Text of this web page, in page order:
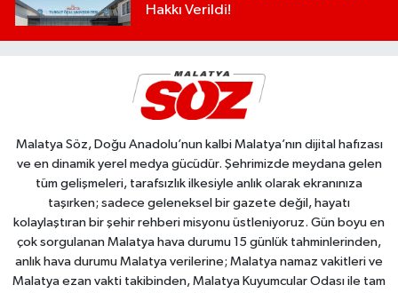
Hakkı Verildi!
Malatya Söz, Doğu Anadolu’nun kalbi Malatya’nın dijital hafızası
ve en dinamik yerel medya gücüdür. Şehrimizde meydana gelen
tüm gelişmeleri, tarafsızlık ilkesiyle anlık olarak ekranınıza
taşırken; sadece geleneksel bir gazete değil, hayatı
kolaylaştıran bir şehir rehberi misyonu üstleniyoruz. Gün boyu en
çok sorgulanan Malatya hava durumu 15 günlük tahminlerinden,
anlık hava durumu Malatya verilerine; Malatya namaz vakitleri ve
Malatya ezan vakti takibinden, Malatya Kuyumcular Odası ile tam